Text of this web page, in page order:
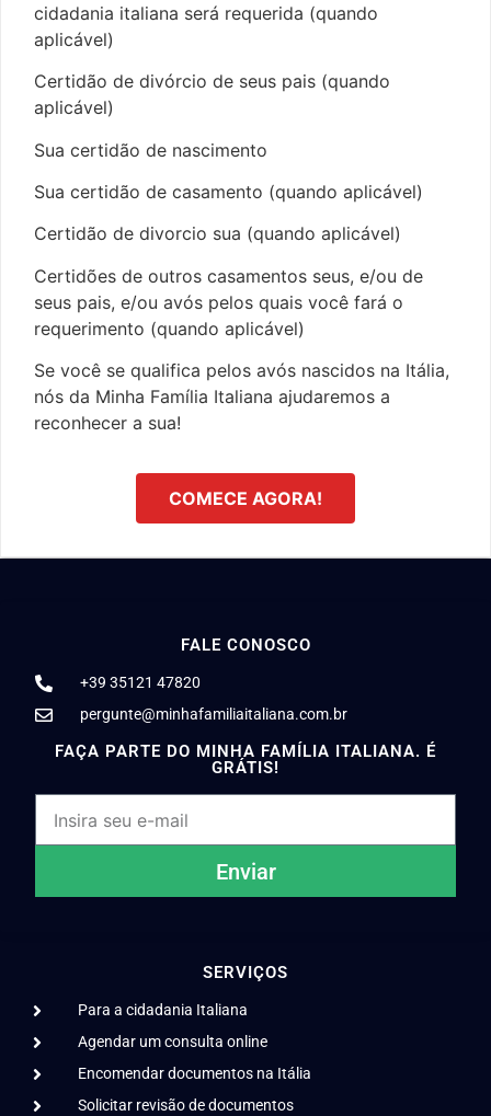
cidadania italiana será requerida (quando
aplicável)
Certidão de divórcio de seus pais (quando
aplicável)
Sua certidão de nascimento
Sua certidão de casamento (quando aplicável)
Certidão de divorcio sua (quando aplicável)
Certidões de outros casamentos seus, e/ou de
seus pais, e/ou avós pelos quais você fará o
requerimento (quando aplicável)
Se você se qualifica pelos avós nascidos na Itália,
nós da Minha Família Italiana ajudaremos a
reconhecer a sua!
COMECE AGORA!
SERVIÇOS
Para a cidadania Italiana
Agendar um consulta online
Encomendar documentos na Itália
Solicitar revisão de documentos
FALE CONOSCO
+39 35121 47820
pergunte@minhafamiliaitaliana.com.br
FAÇA PARTE DO MINHA FAMÍLIA ITALIANA. É
GRÁTIS!
Enviar